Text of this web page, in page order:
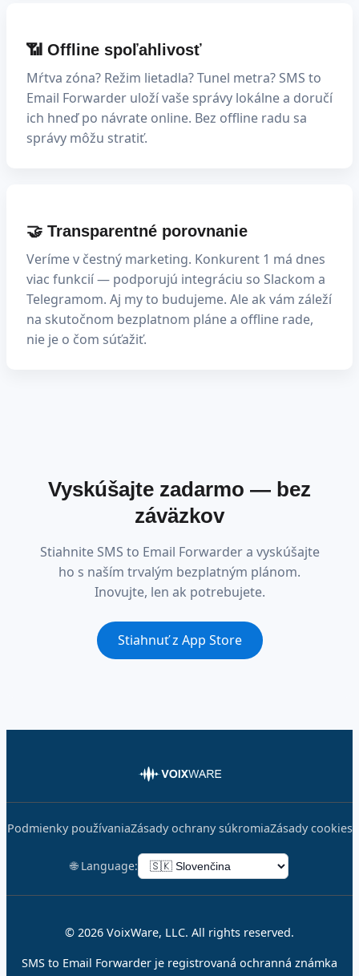
📶 Offline spoľahlivosť
Mŕtva zóna? Režim lietadla? Tunel metra? SMS to
Email Forwarder uloží vaše správy lokálne a doručí
ich hneď po návrate online. Bez offline radu sa
správy môžu stratiť.
🤝 Transparentné porovnanie
Veríme v čestný marketing. Konkurent 1 má dnes
viac funkcií — podporujú integráciu so Slackom a
Telegramom. Aj my to budujeme. Ale ak vám záleží
na skutočnom bezplatnom pláne a offline rade,
nie je o čom súťažiť.
Vyskúšajte zadarmo — bez
záväzkov
Stiahnite SMS to Email Forwarder a vyskúšajte
ho s naším trvalým bezplatným plánom.
Inovujte, len ak potrebujete.
Stiahnuť z App Store
Podmienky používaniaZásady ochrany súkromiaZásady cookies
🌐 Language:
© 2026 VoixWare, LLC. All rights reserved.
SMS to Email Forwarder je registrovaná ochranná známka